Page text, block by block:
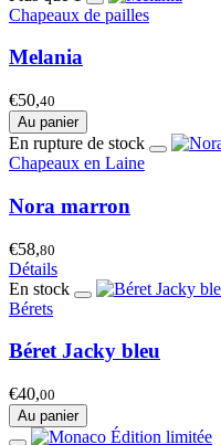
Chapeaux de pailles
Melania
€50,40
Au panier
En rupture de stock
Chapeaux en Laine
Nora marron
€58,80
Détails
En stock
Bérets
Béret Jacky bleu
€40,00
Au panier